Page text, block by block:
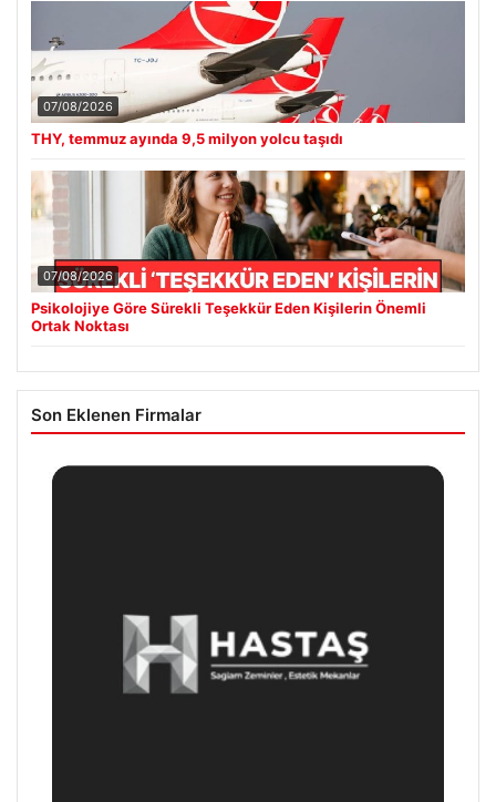
07/08/2026
THY, temmuz ayında 9,5 milyon yolcu taşıdı
07/08/2026
Psikolojiye Göre Sürekli Teşekkür Eden Kişilerin Önemli
Ortak Noktası
Son Eklenen Firmalar